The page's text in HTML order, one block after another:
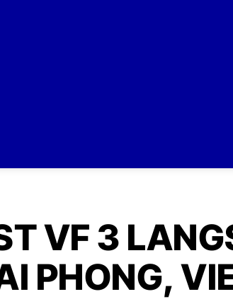
VF 3
PHONG,